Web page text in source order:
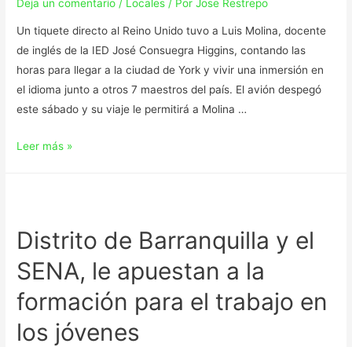
Deja un comentario / Locales / PorJose Restrepo
Un tiquete directo al Reino Unido tuvo a Luis Molina, docente
de inglés de la IED José Consuegra Higgins, contando las
horas para llegar a la ciudad de York y vivir una inmersión en
el idioma junto a otros 7 maestros del país. El avión despegó
este sábado y su viaje le permitirá a Molina …
Leer más »
Distrito de Barranquilla y el
SENA, le apuestan a la
formación para el trabajo en
los jóvenes